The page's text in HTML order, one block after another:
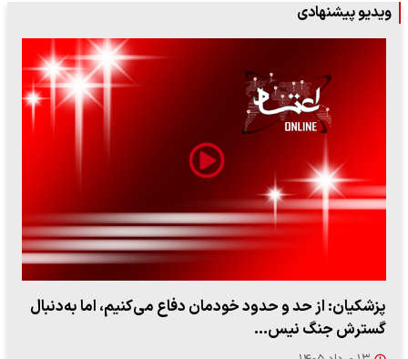
ویدیو پیشنهادی
پزشکیان: از حد و حدود خودمان دفاع می‌کنیم، اما به‌دنبال
گسترش جنگ نیس…